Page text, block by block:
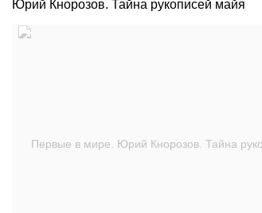
Юрий Кнорозов. Тайна рукописей майя